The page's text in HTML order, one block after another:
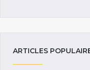
ARTICLES